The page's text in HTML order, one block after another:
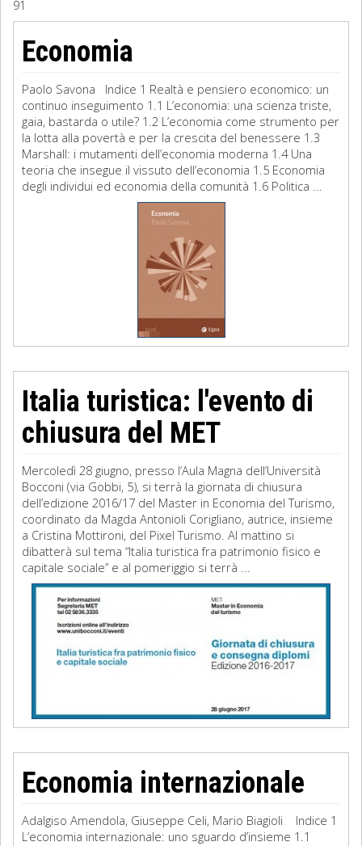
Filosofia
Storia
Matematica
Diritto
91
Economia
Paolo Savona Indice 1 Realtà e pensiero economico: un
continuo inseguimento 1.1 L’economia: una scienza triste,
gaia, bastarda o utile? 1.2 L’economia come strumento per
la lotta alla povertà e per la crescita del benessere 1.3
Marshall: i mutamenti dell’economia moderna 1.4 Una
teoria che insegue il vissuto dell’economia 1.5 Economia
degli individui ed economia della comunità 1.6 Politica ...
Italia turistica: l'evento di
chiusura del MET
Mercoledì 28 giugno, presso l’Aula Magna dell’Università
Bocconi (via Gobbi, 5), si terrà la giornata di chiusura
dell’edizione 2016/17 del Master in Economia del Turismo,
coordinato da Magda Antonioli Corigliano, autrice, insieme
a Cristina Mottironi, del Pixel Turismo. Al mattino si
dibatterà sul tema “Italia turistica fra patrimonio fisico e
capitale sociale” e al pomeriggio si terrà ...
Economia internazionale
Adalgiso Amendola, Giuseppe Celi, Mario Biagioli Indice 1
L’economia internazionale: uno sguardo d’insieme 1.1